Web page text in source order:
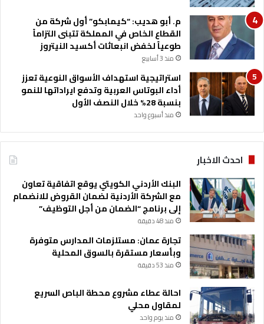
م. أبو هديب: “كيمابكو” أول شركة من
القطاع الخاص في المملكة تتبنى التزاماً
طوعياً لخفض انبعاثات أكسيد النيتروز
منذ 3 أسابيع
استراتيجية استهداف الأسواق النوعية تعزز
أداء البوتاس العربية وتدفع ايراداتها للنمو
بنسبة 28% خلال النصف الأول
منذ أسبوع واحد
احدث الاخبار
البنك الأردني الكويتي يوقع اتفاقية تعاون
مع الشركة الأردنية لضمان القروض للانضمام
إلى برنامج “الضمان من أجل التوظيف”
منذ 48 دقيقة
تجارة عمان: مستلزمات المدارس متوفرة
وبأسعار مستقرة بالسوق المحلية
منذ 53 دقيقة
احالة عطاء مشروع محطة الباص السريع
لمقاول محلي
منذ يوم واحد